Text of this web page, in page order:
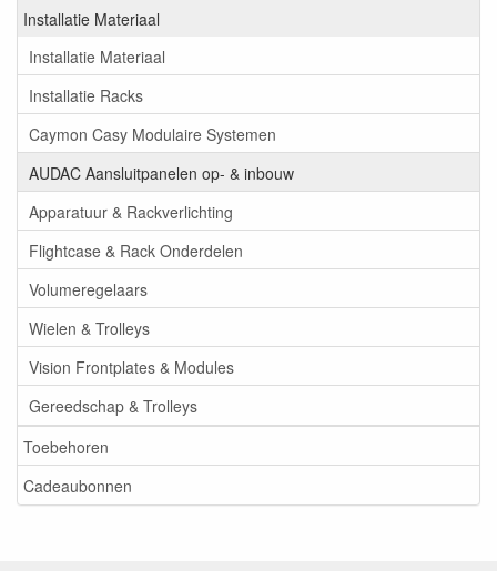
Installatie Materiaal
Installatie Materiaal
Installatie Racks
Caymon Casy Modulaire Systemen
AUDAC Aansluitpanelen op- & inbouw
Apparatuur & Rackverlichting
Flightcase & Rack Onderdelen
Volumeregelaars
Wielen & Trolleys
Vision Frontplates & Modules
Gereedschap & Trolleys
Toebehoren
Cadeaubonnen